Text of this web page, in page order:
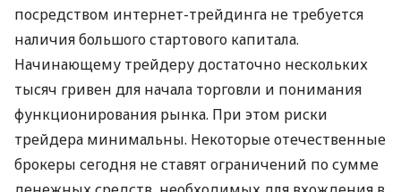
посредством интернет-трейдинга не требуется
наличия большого стартового капитала.
Начинающему трейдеру достаточно нескольких
тысяч гривен для начала торговли и понимания
функционирования рынка. При этом риски
трейдера минимальны. Некоторые отечественные
брокеры сегодня не ставят ограничений по сумме